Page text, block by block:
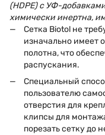
(HDPE) с УФ-
химически инертна,
Сетка Biotol не
изначально имеет
полотна, что
распускания.
Специальный
пользователю
отверстия для
клипсы для
порезать сетку до